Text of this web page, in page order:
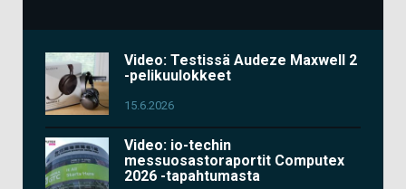
Video: Testissä Audeze Maxwell 2
-pelikuulokkeet
15.6.2026
Video: io-techin
messuosastoraportit Computex
2026 -tapahtumasta